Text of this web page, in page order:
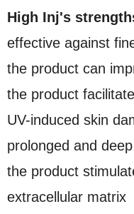
High Inj's
effective against
the product can
the product
UV-induced skin
prolonged and
the product
extracellular matrix